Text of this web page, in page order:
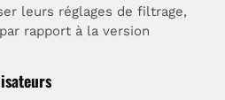
leurs réglages de filtrage,
rapport à la version